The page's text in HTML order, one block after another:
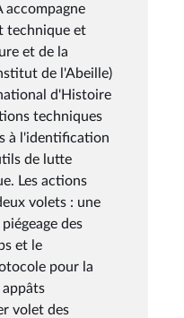
accompagne
technique et
et de la
de l'Abeille)
d'Histoire
techniques
à l'identification
de lutte
Les actions
volets : une
des
et le
pour la
volet des